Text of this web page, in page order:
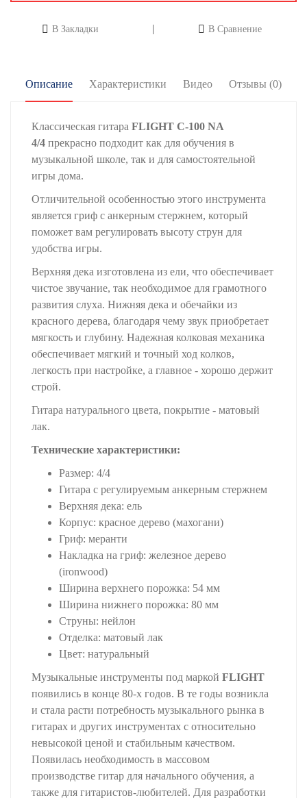
В Закладки В Сравнение
Описание Характеристики Видео Отзывы (0)
Классическая гитара FLIGHT C-100 NA
4/4 прекрасно подходит как для обучения в
музыкальной школе, так и для самостоятельной
игры дома.
Отличительной особенностью этого инструмента
является гриф с анкерным стержнем, который
поможет вам регулировать высоту струн для
удобства игры.
Верхняя дека изготовлена из ели, что обеспечивает
чистое звучание, так необходимое для грамотного
развития слуха. Нижняя дека и обечайки из
красного дерева, благодаря чему звук приобретает
мягкость и глубину. Надежная колковая механика
обеспечивает мягкий и точный ход колков,
легкость при настройке, а главное - хорошо держит
строй.
Гитара натурального цвета, покрытие - матовый
лак.
Технические характеристики:
Размер: 4/4
Гитара с регулируемым анкерным стержнем
Верхняя дека: ель
Корпус: красное дерево (махогани)
Гриф: меранти
Накладка на гриф: железное дерево
(ironwood)
Ширина верхнего порожка: 54 мм
Ширина нижнего порожка: 80 мм
Струны: нейлон
Отделка: матовый лак
Цвет: натуральный
Музыкальные инструменты под маркой FLIGHT
появились в конце 80-х годов. В те годы возникла
и стала расти потребность музыкального рынка в
гитарах и других инструментах с относительно
невысокой ценой и стабильным качеством.
Появилась необходимость в массовом
производстве гитар для начального обучения, а
также для гитаристов-любителей. Для разработки